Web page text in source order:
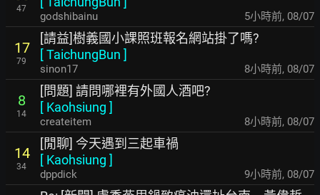
47
godshibainu 5小時前, 08/07
17
79
[請益]樹義國小課照班報名網站掛了嗎?
[TaichungBun ]
sinon17 8小時前, 08/07
8
14
[問題] 請問哪裡有外國人酒吧?
[ Kaohsiung ]
createitem 8小時前, 08/07
14
34
[閒聊] 今天遇到三起車禍
[ Kaohsiung ]
dppdick 9小時前, 08/07